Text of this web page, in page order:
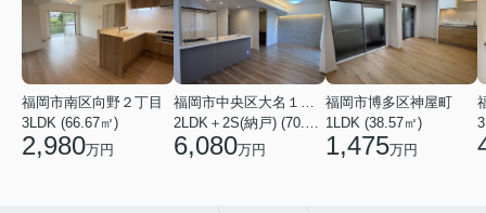
福岡市南区向野２丁目
3LDK (66.67㎡)
2,980万円 6,080万円
福岡市博多区神屋町
1LDK (38.57㎡)
1,475万円